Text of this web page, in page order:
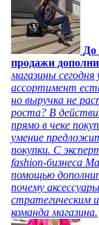
До
продажи
магазины
ассортимент
но выручка не
роста? В
прямо в чеке
умение
покупки. С
fashion-бизнеса
помощью
почему
стратегическим
команда магазина.